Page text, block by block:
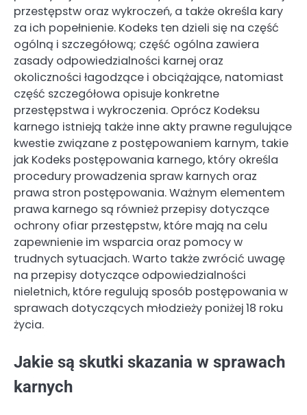
przestępstw oraz wykroczeń, a także określa kary
za ich popełnienie. Kodeks ten dzieli się na część
ogólną i szczegółową; część ogólna zawiera
zasady odpowiedzialności karnej oraz
okoliczności łagodzące i obciążające, natomiast
część szczegółowa opisuje konkretne
przestępstwa i wykroczenia. Oprócz Kodeksu
karnego istnieją także inne akty prawne regulujące
kwestie związane z postępowaniem karnym, takie
jak Kodeks postępowania karnego, który określa
procedury prowadzenia spraw karnych oraz
prawa stron postępowania. Ważnym elementem
prawa karnego są również przepisy dotyczące
ochrony ofiar przestępstw, które mają na celu
zapewnienie im wsparcia oraz pomocy w
trudnych sytuacjach. Warto także zwrócić uwagę
na przepisy dotyczące odpowiedzialności
nieletnich, które regulują sposób postępowania w
sprawach dotyczących młodzieży poniżej 18 roku
życia.
Jakie są skutki skazania w sprawach
karnych